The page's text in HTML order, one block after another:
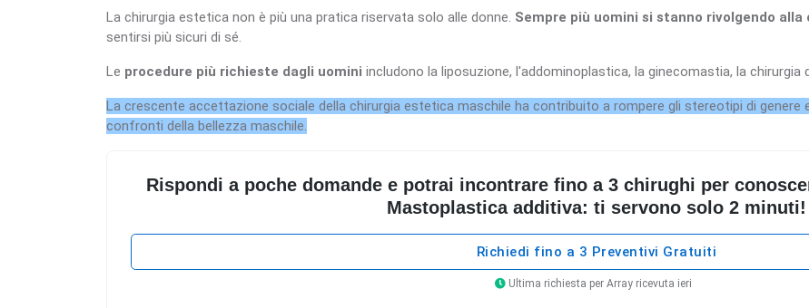
La chirurgia estetica non è più una pratica riservata solo alle donne. Sempre più uomini si stanno rivolgendo
sentirsi più sicuri di sé.
Le procedure più richieste dagli uomini includono la liposuzione, l'addominoplastica, la ginecomastia, la chirurgia
La crescente accettazione sociale della chirurgia estetica maschile ha contribuito a rompere gli stereotipi di genere
confronti della bellezza maschile.
Rispondi a poche domande e potrai incontrare fino a 3 chirughi per
Mastoplastica additiva: ti servono solo 2 minuti!
Richiedi fino a 3 Preventivi Gratuiti
Ultima richiesta per Array ricevuta ieri